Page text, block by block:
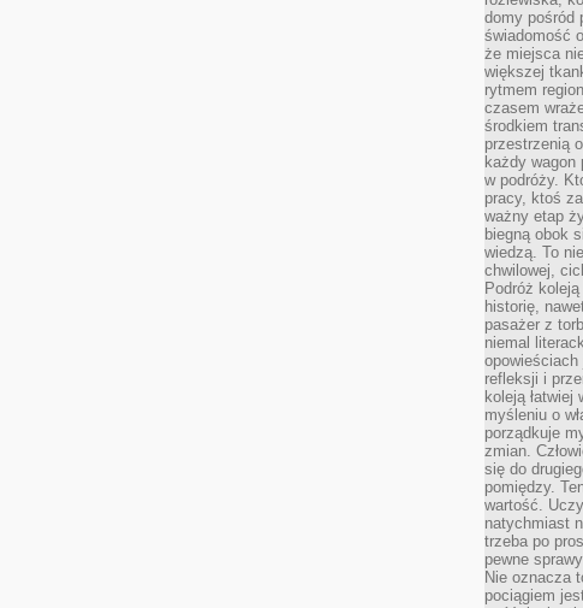
domy pośród
świadomość
że miejsca
większej
rytmem
czasem
środkiem
przestrzenią
każdy wagon
w podróży.
pracy, ktoś
ważny etap
biegną obok
wiedzą. To
chwilowej,
Podróż
historię,
pasażer z
niemal
refleksji i
koleją
myśleniu o
porządkuje
zmian.
się do
pomiędzy.
wartość.
natychmiast
trzeba po
pewne
Nie oznacza
pociągiem